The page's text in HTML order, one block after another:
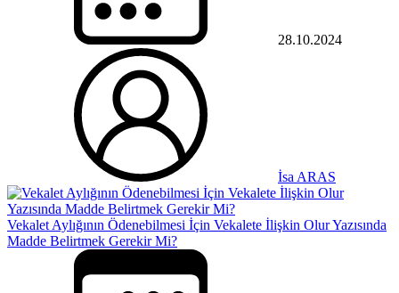
28.10.2024
İsa ARAS
Vekalet Aylığının Ödenebilmesi İçin Vekalete İlişkin Olur Yazısında
Madde Belirtmek Gerekir Mi?